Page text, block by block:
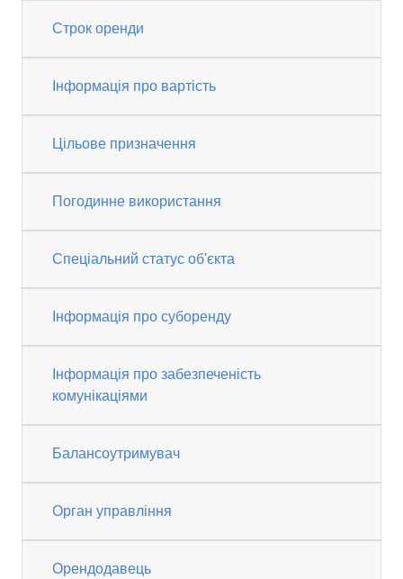
Строк оренди
Інформація про вартість
Цільове призначення
Погодинне використання
Спеціальний статус об'єкта
Інформація про суборенду
Інформація про забезпеченість
комунікаціями
Балансоутримувач
Орган управління
Орендодавець